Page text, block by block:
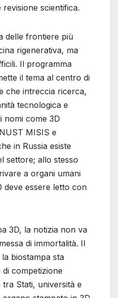
scientifica.
delle frontiere più
rigenerativa, ma
Il programma
il tema al centro di
che intreccia ricerca,
tecnologica e
nomi come 3D
MISIS e
in Russia esiste
settore; allo stesso
a organi umani
deve essere letto con
3D, la notizia non va
di immortalità. Il
biostampa sta
competizione
Stati, università e